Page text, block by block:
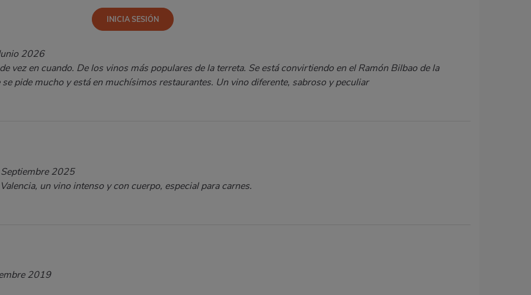
2026
vez en cuando. De los vinos más populares de la terreta. Se está convirtiendo en el Ramón Bilbao de la
pide mucho y está en muchísimos restaurantes. Un vino diferente, sabroso y peculiar
2025
un vino intenso y con cuerpo, especial para carnes.
2019